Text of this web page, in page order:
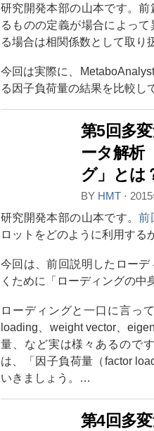
研究開発本部の山本です。
るものの定義が場合によっ
る場合は相関係数として取り
今回は実際に、
る因子負荷量の結果を比較
第5回多
ータ解
グ」とは
BY HMT ⋅
研究開発本部の山本です。前
ロットをどのように利用する
今回は、前回説明したロー
くために「ローディングの
ローディングと一口に言っ
loading、weight vector、
量、など実は様々あるので
は、「因子負荷量（factor
いきましょう。…
第4回多